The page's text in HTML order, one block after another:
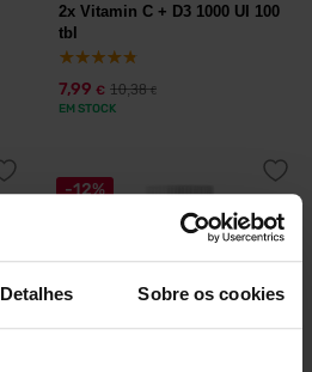
Detalhes Sobre os cookies
2x Vitamin C + D3 1000 UI 100
tbl
7,99 € 10,38€
EM STOCK
-12%